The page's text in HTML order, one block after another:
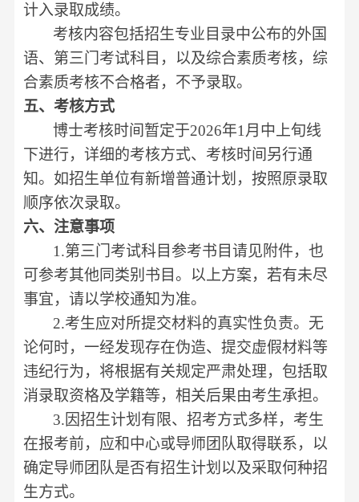
计入录取成绩。
考核内容包括招生专业目录中公布的外国
语、第三门考试科目，以及综合素质考核，综
合素质考核不合格者，不予录取。
五、考核方式
博士考核时间暂定于2026年1 月中上旬线
下进行，详细的考核方式、考核时间另行通
知。如招生单位有新增普通计划，按照原录取
顺序依次录取。
六、注意事项
1.第三门考试科目参考书目请见附件，也
可参考其他同类别书目。以上方案，若有未尽
事宜，请以学校通知为准。
2.考生应对所提交材料的真实性负责。无
论何时，一经发现存在伪造、提交虚假材料等
违纪行为，将根据有关规定严肃处理，包括取
消录取资格及学籍等，相关后果由考生承担。
3.因招生计划有限、招考方式多样，考生
在报考前，应和中心或导师团队取得联系，以
确定导师团队是否有招生计划以及采取何种招
生方式。